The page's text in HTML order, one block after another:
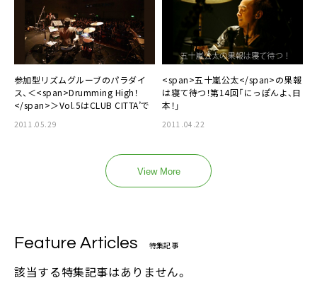
参加型リズムグルーブのパラダイ
ス、＜<span>Drumming High！
</span>＞Vol.5はCLUB CITTA’で
2011.05.29
<span>五十嵐公太</span>の果報
は寝て待つ！第14回「にっぽんよ、日
本！」
2011.04.22
View More
Feature Articles 特集記事
該当する特集記事はありません。